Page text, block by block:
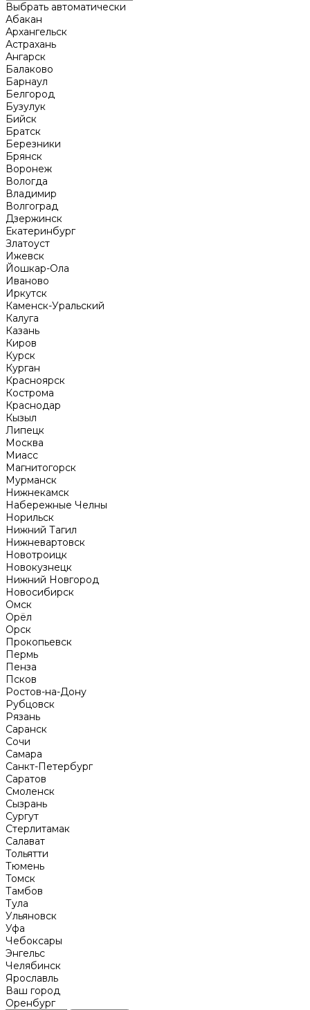
Выбрать автоматически
Абакан
Архангельск
Астрахань
Ангарск
Балаково
Барнаул
Белгород
Бузулук
Бийск
Братск
Березники
Брянск
Воронеж
Вологда
Владимир
Волгоград
Дзержинск
Екатеринбург
Златоуст
Ижевск
Йошкар-Ола
Иваново
Иркутск
Каменск-Уральский
Калуга
Казань
Киров
Курск
Курган
Красноярск
Кострома
Краснодар
Кызыл
Липецк
Москва
Миасс
Магнитогорск
Мурманск
Нижнекамск
Набережные Челны
Норильск
Нижний Тагил
Нижневартовск
Новотроицк
Новокузнецк
Нижний Новгород
Новосибирск
Омск
Орёл
Орск
Прокопьевск
Пермь
Пенза
Псков
Ростов-на-Дону
Рубцовск
Рязань
Саранск
Сочи
Самара
Санкт-Петербург
Саратов
Смоленск
Сызрань
Сургут
Стерлитамак
Салават
Тольятти
Тюмень
Томск
Тамбов
Тула
Ульяновск
Уфа
Чебоксары
Энгельс
Челябинск
Ярославль
Ваш город
Оренбург